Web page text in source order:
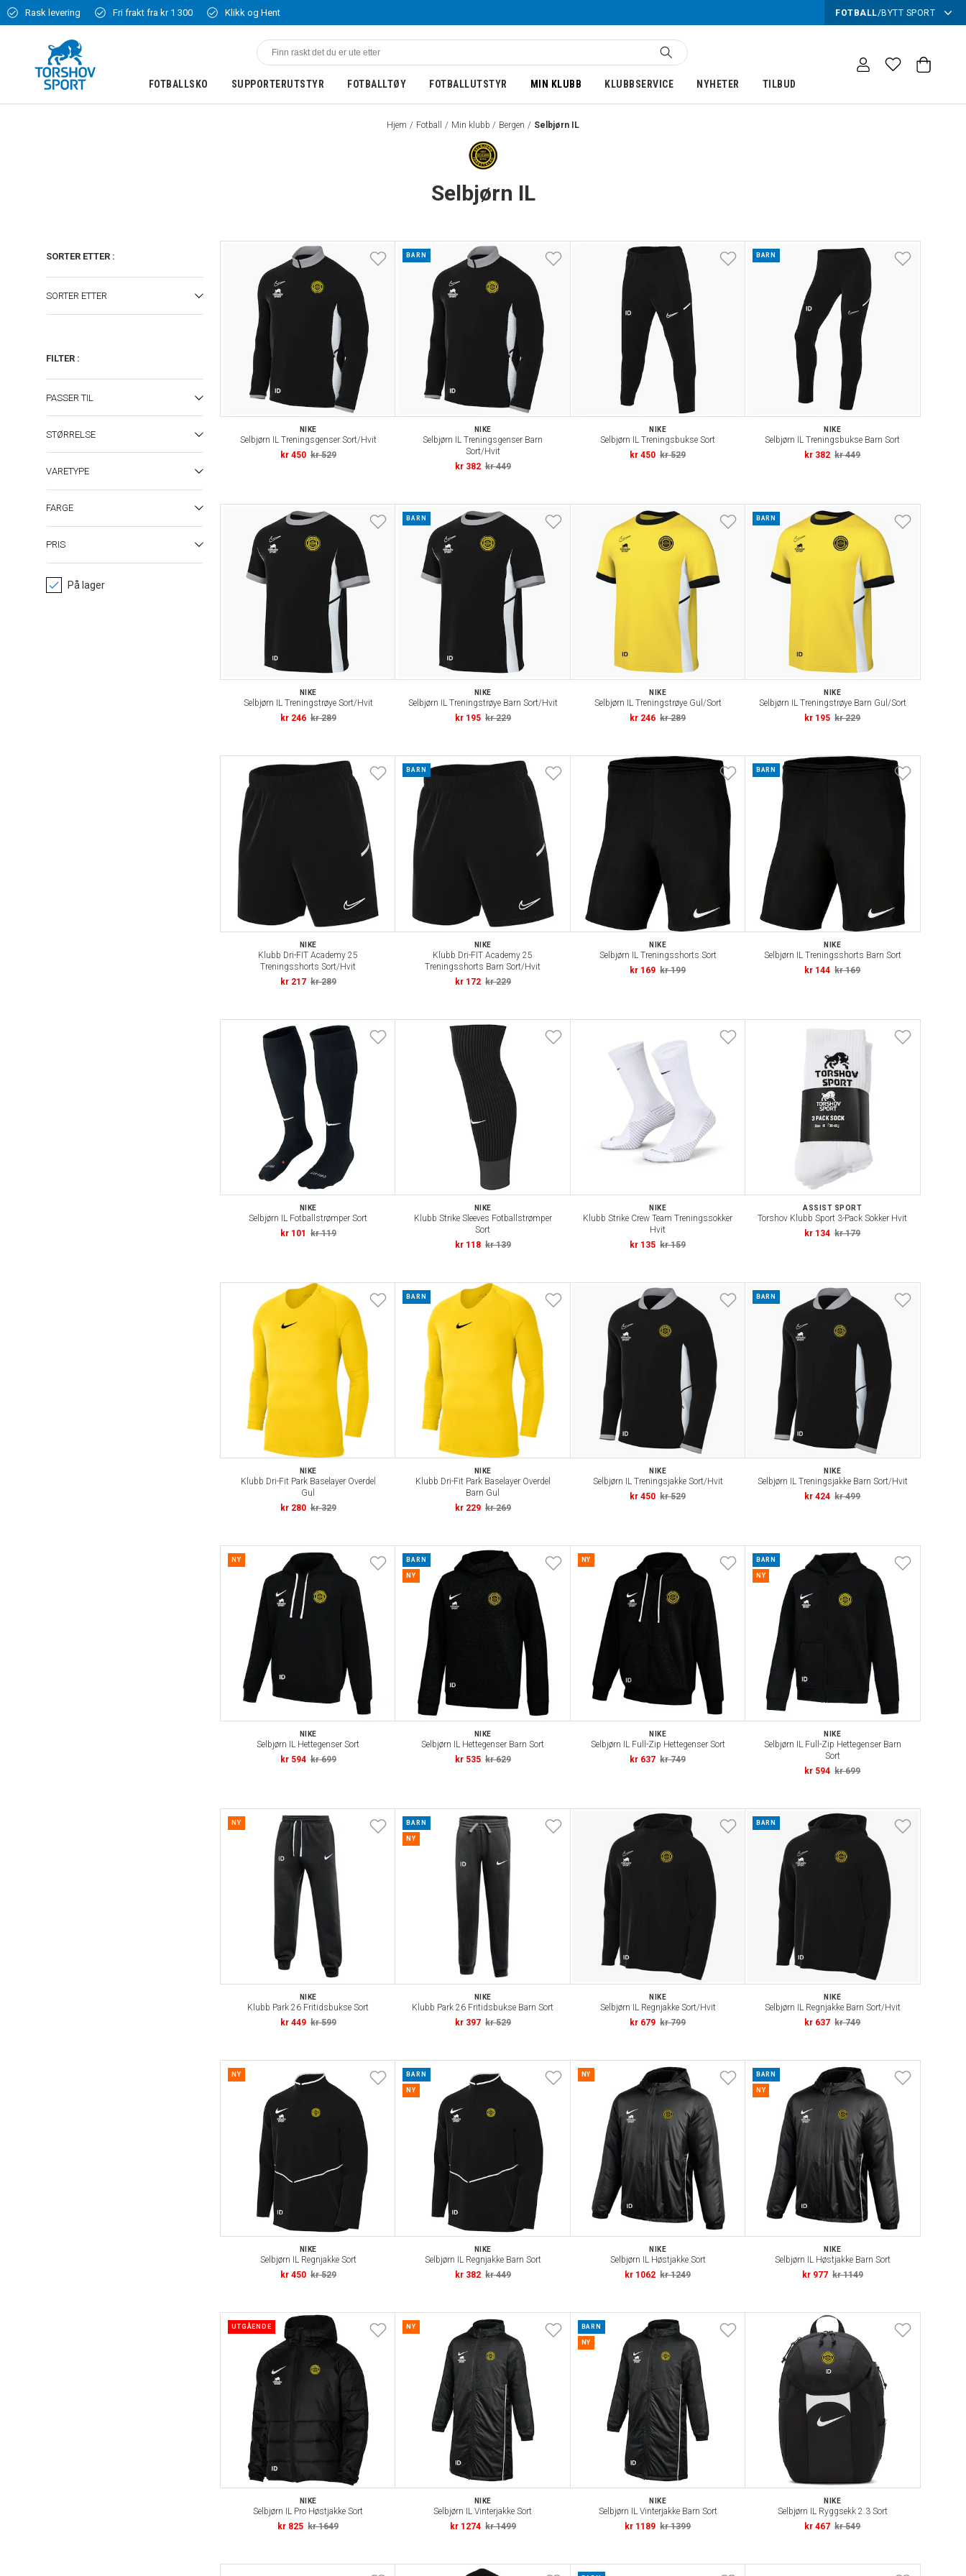
Rask levering Fri frakt fra kr 1 300 Klikk og Hent FOTBALL/BYTT SPORT
FOTBALLSKO SUPPORTERUTSTYR FOTBALLTØY FOTBALLUTSTYR MIN KLUBB KLUBBSERVICE NYHETER TILBUD
Hjem Fotball Min klubb Bergen Selbjørn IL
Selbjørn IL
SORTER ETTER :
SORTER ETTER
FILTER :
PASSER TIL
STØRRELSE
VARETYPE
FARGE
PRIS
På lager
NIKE
Selbjørn IL Treningsgenser Sort/Hvit
kr 450 kr 529
BARN
NIKE
Selbjørn IL Treningsgenser Barn
Sort/Hvit
kr 382 kr 449
NIKE
Selbjørn IL Treningsbukse Sort
kr 450 kr 529
BARN
NIKE
Selbjørn IL Treningsbukse Barn Sort
kr 382 kr 449
NIKE
Selbjørn IL Treningstrøye Sort/Hvit
kr 246 kr 289
BARN
NIKE
Selbjørn IL Treningstrøye Barn Sort/Hvit
kr 195 kr 229
NIKE
Selbjørn IL Treningstrøye Gul/Sort
kr 246 kr 289
BARN
NIKE
Selbjørn IL Treningstrøye Barn Gul/Sort
kr 195 kr 229
NIKE
Klubb Dri-FIT Academy 25
Treningsshorts Sort/Hvit
kr 217 kr 289
BARN
NIKE
Klubb Dri-FIT Academy 25
Treningsshorts Barn Sort/Hvit
kr 172 kr 229
NIKE
Selbjørn IL Treningsshorts Sort
kr 169 kr 199
BARN
NIKE
Selbjørn IL Treningsshorts Barn Sort
kr 144 kr 169
NIKE
Selbjørn IL Fotballstrømper Sort
kr 101 kr 119
NIKE
Klubb Strike Sleeves Fotballstrømper
Sort
kr 118 kr 139
NIKE
Klubb Strike Crew Team Treningssokker
Hvit
kr 135 kr 159
ASSIST SPORT
Torshov Klubb Sport 3-Pack Sokker Hvit
kr 134 kr 179
NIKE
Klubb Dri-Fit Park Baselayer Overdel
Gul
kr 280 kr 329
BARN
NIKE
Klubb Dri-Fit Park Baselayer Overdel
Barn Gul
kr 229 kr 269
NIKE
Selbjørn IL Treningsjakke Sort/Hvit
kr 450 kr 529
BARN
NIKE
Selbjørn IL Treningsjakke Barn Sort/Hvit
kr 424 kr 499
NY
NIKE
Selbjørn IL Hettegenser Sort
kr 594 kr 699
BARN
NY
NIKE
Selbjørn IL Hettegenser Barn Sort
kr 535 kr 629
NY
NIKE
Selbjørn IL Full-Zip Hettegenser Sort
kr 637 kr 749
BARN
NY
NIKE
Selbjørn IL Full-Zip Hettegenser Barn
Sort
kr 594 kr 699
NY
NIKE
Klubb Park 26 Fritidsbukse Sort
kr 449 kr 599
BARN
NY
NIKE
Klubb Park 26 Fritidsbukse Barn Sort
kr 397 kr 529
NIKE
Selbjørn IL Regnjakke Sort/Hvit
kr 679 kr 799
BARN
NIKE
Selbjørn IL Regnjakke Barn Sort/Hvit
kr 637 kr 749
NY
NIKE
Selbjørn IL Regnjakke Sort
kr 450 kr 529
BARN
NY
NIKE
Selbjørn IL Regnjakke Barn Sort
kr 382 kr 449
NY
NIKE
Selbjørn IL Høstjakke Sort
kr 1062 kr 1249
BARN
NY
NIKE
Selbjørn IL Høstjakke Barn Sort
kr 977 kr 1149
UTGÅENDE
NIKE
Selbjørn IL Pro Høstjakke Sort
kr 825 kr 1649
NY
NIKE
Selbjørn IL Vinterjakke Sort
kr 1274 kr 1499
BARN
NY
NIKE
Selbjørn IL Vinterjakke Barn Sort
kr 1189 kr 1399
NIKE
Selbjørn IL Ryggsekk 2.3 Sort
kr 467 kr 549